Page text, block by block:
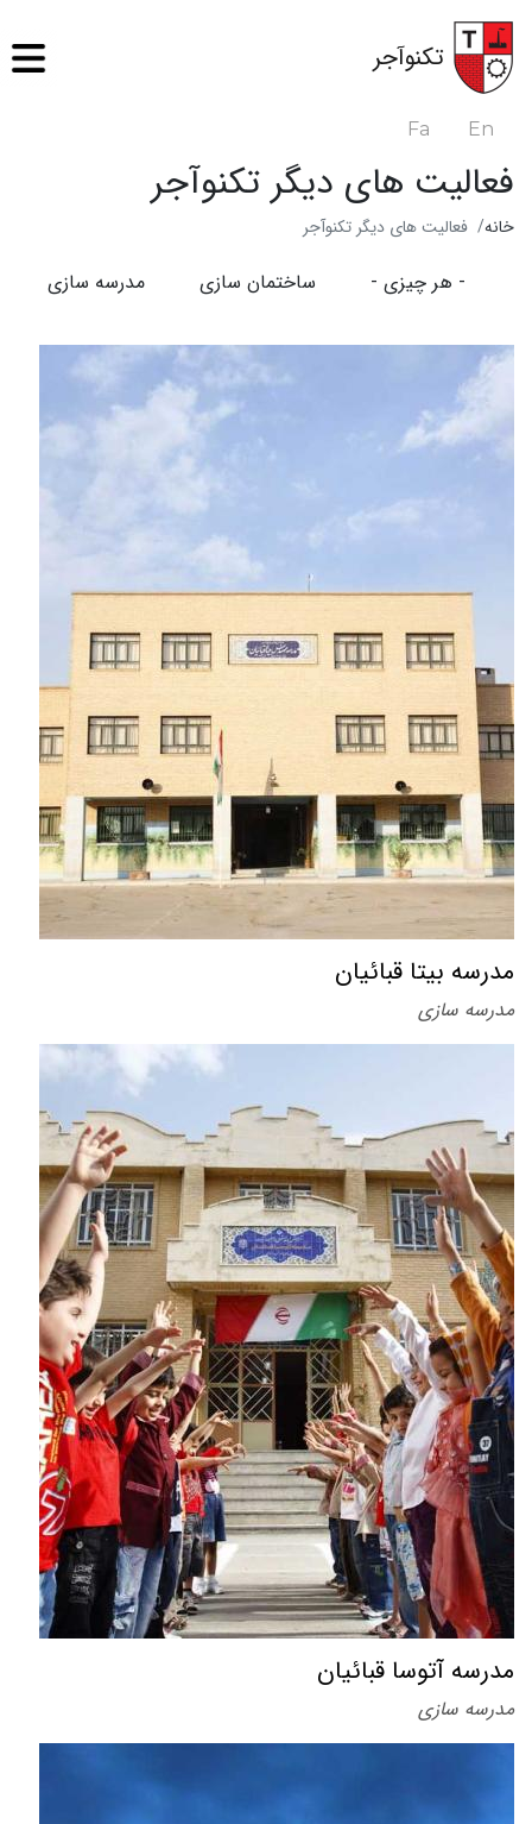
تکنوآجر
En
Fa
فعالیت های دیگر تکنوآجر
خانه فعالیت های دیگر تکنوآجر
- هر چیزی - ساختمان سازی مدرسه سازی
مدرسه بیتا قبائیان
مدرسه سازی
مدرسه آتوسا قبائیان
مدرسه سازی